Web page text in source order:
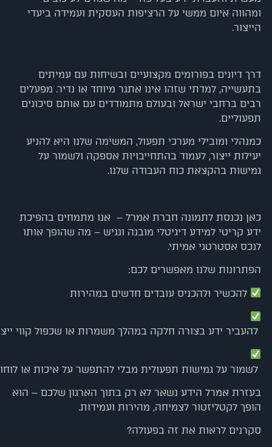
ומהווה איום ממשי על הרציפות העסקית ועמידה ביעדי
הייצור.
דרך דיונים בפורומים מקצועיים ובשיחות עם עמיתים
בתעשייה, למדתי שזהו אינו אתגר מיוחד או נדיר. מפעלים
רבים ברחבי ישראל ובעולם מתמודדים עם אותם סיכונים
תפעוליים.
כמנהלי ומובילי מערכי תפעול, המשימה שלנו היא להניע
יעילות ייצור, לעמוד בהתחייבויות אספקה ולשמור על
גמישות בהקצאת כוח העבודה שלנו.
כאן נכנסת לתמונה חברת אמרל – אנו מתמחים בהפיכת
ידע קריטי למידע דיגיטלי מובנה ונגיש – מה שהופך אותו
לנכס אסטרטגי אמיתי.
הפתרונות שלנו מאפשרים לכם:
להכשיר ולהכניס עובדים חדשים במהירות
להעביר ידע בצורה חלקה במהלך משמרות או שכפול קווי
לשמור על גמישות תפעולית מבלי להתפשר על איכות או
בעזרת אמרל הידע נשאר לא רק בתוך הארגון שלכם – הוא
הופך לקטליזטור לצמיחה, מהירות ועמידות.
סקרנים לראות את זה בפעולה?